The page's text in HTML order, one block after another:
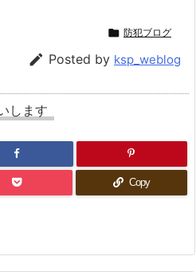
 防犯ブログ
 Posted by ksp_weblog
します
Copy